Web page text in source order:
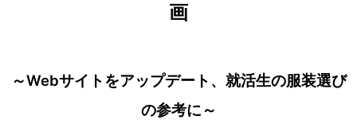
画
～Webサイトをアップデート、就活生の服装選び
の参考に～